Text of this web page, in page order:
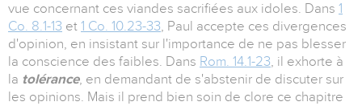
vue concernant ces viandes sacrifiées aux idoles. Dans 1
Co. 8.1-13 et 1 Co. 10.23-33, Paul accepte ces divergences
d'opinion, en insistant sur l'importance de ne pas blesser
la conscience des faibles. Dans Rom. 14.1-23, il exhorte à
la tolérance, en demandant de s'abstenir de discuter sur
les opinions. Mais il prend bien soin de clore ce chapitre